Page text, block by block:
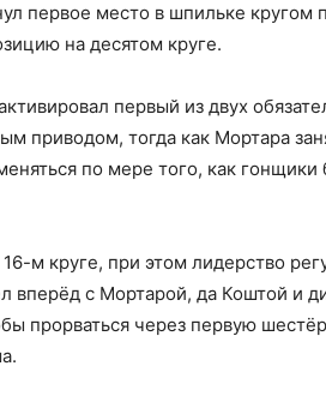
первое место в шпильке
на десятом круге.
первый из двух
приводом, тогда как Мортара
по мере того, как
м круге, при этом лидерство
с Мортарой, да Коштой и
прорваться через первую